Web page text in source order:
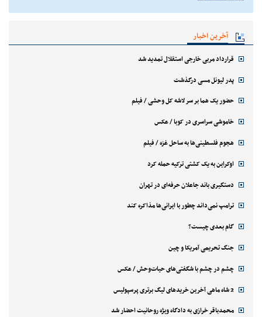
آخرین اخبار
قرارداد مربی خارجی استقلال تمدید شد
پدر لیونل مسی درگذشت
حضور یک هما بر سر لاشه‌ کل وحشی / فیلم
خاموشی سراسری در کوبا / عکس
هجوم فلسطینی‌ها به ساحل غزه / فیلم
اوکراین به یک کشتی ترکیه حمله کرد
دستگیری باند جاعلان حرفه‌ای در تهران
ترامپ نمی‌داند چطور با ایرانی‌ها مذاکره کند
گام بعدی چیست؟
جنگ تحریمی آمریکا و چین
چشم در چشم با شگفتی‌های حیات‌وحش / عکس
2 شاه ماهی آخرین خریدهای لیگ برتری پرسپولیس
محمدباقر خرازی به دادگاه ویژه روحانیت احضار شد